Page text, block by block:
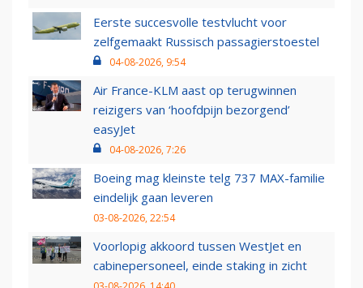
Eerste succesvolle testvlucht voor
zelfgemaakt Russisch passagierstoestel
04-08-2026, 9:54
Air France-KLM aast op terugwinnen
reizigers van ‘hoofdpijn bezorgend’
easyJet
04-08-2026, 7:26
Boeing mag kleinste telg 737 MAX-familie
eindelijk gaan leveren
03-08-2026, 22:54
Voorlopig akkoord tussen WestJet en
cabinepersoneel, einde staking in zicht